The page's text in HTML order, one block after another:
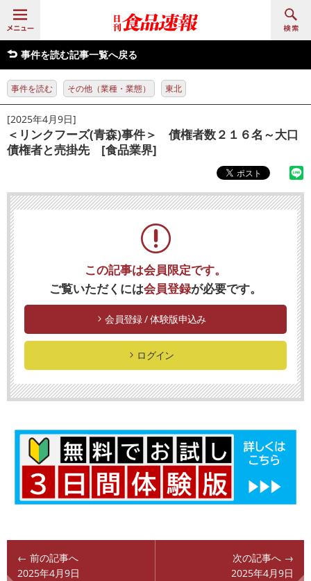
事件を読む記事一覧へ戻る
事件を読む その他（業種・業態） 東北
[2025年4月9日]
＜リンクフーズ(青森)事件＞ 債権者数２１６名～大口
債権者と売掛先 [食品業界]
この記事は会員限定です。
ご覧いただくには会員登録が必要です。
会員登録 / 体験版申込み
ログイン
← 前の記事へ
2025年4月9日
次の記事へ →
2025年4月9日